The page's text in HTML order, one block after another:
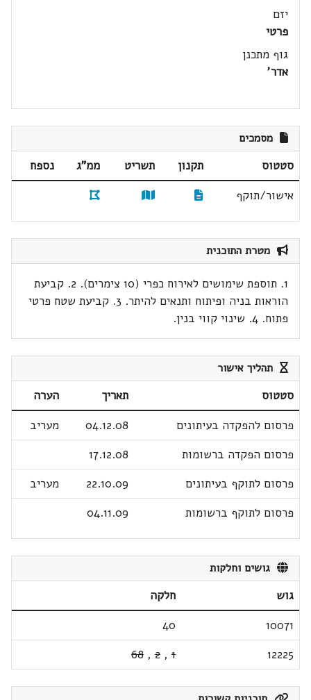
יזם
פרטי
גוף מתכנן
אדר'
מסמכים
סטטוס תקנון תשריט ממ"ג
נספח
אישור/תוקף
מטרת התוכנית
1. תוספת שימושים לאירוח כפרי (10 צימרים). 2. קביעת
הוראות בניה ופיתוח ותנאים להיתר. 3. קביעת שטח פרטי
פתוח. 4. שינוי קווי בנין.
תהליך אישור
סטטוס תאריך
הערה
פרסום להפקדה בעיתונים
04.12.08
מעריב
פרסום הפקדה ברשומות
17.12.08
פרסום לתוקף בעיתונים
22.10.09
מעריב
פרסום לתוקף ברשומות
04.11.09
גושים וחלקות
גוש
חלקה
10071
40
12225
1
,
2
,
68